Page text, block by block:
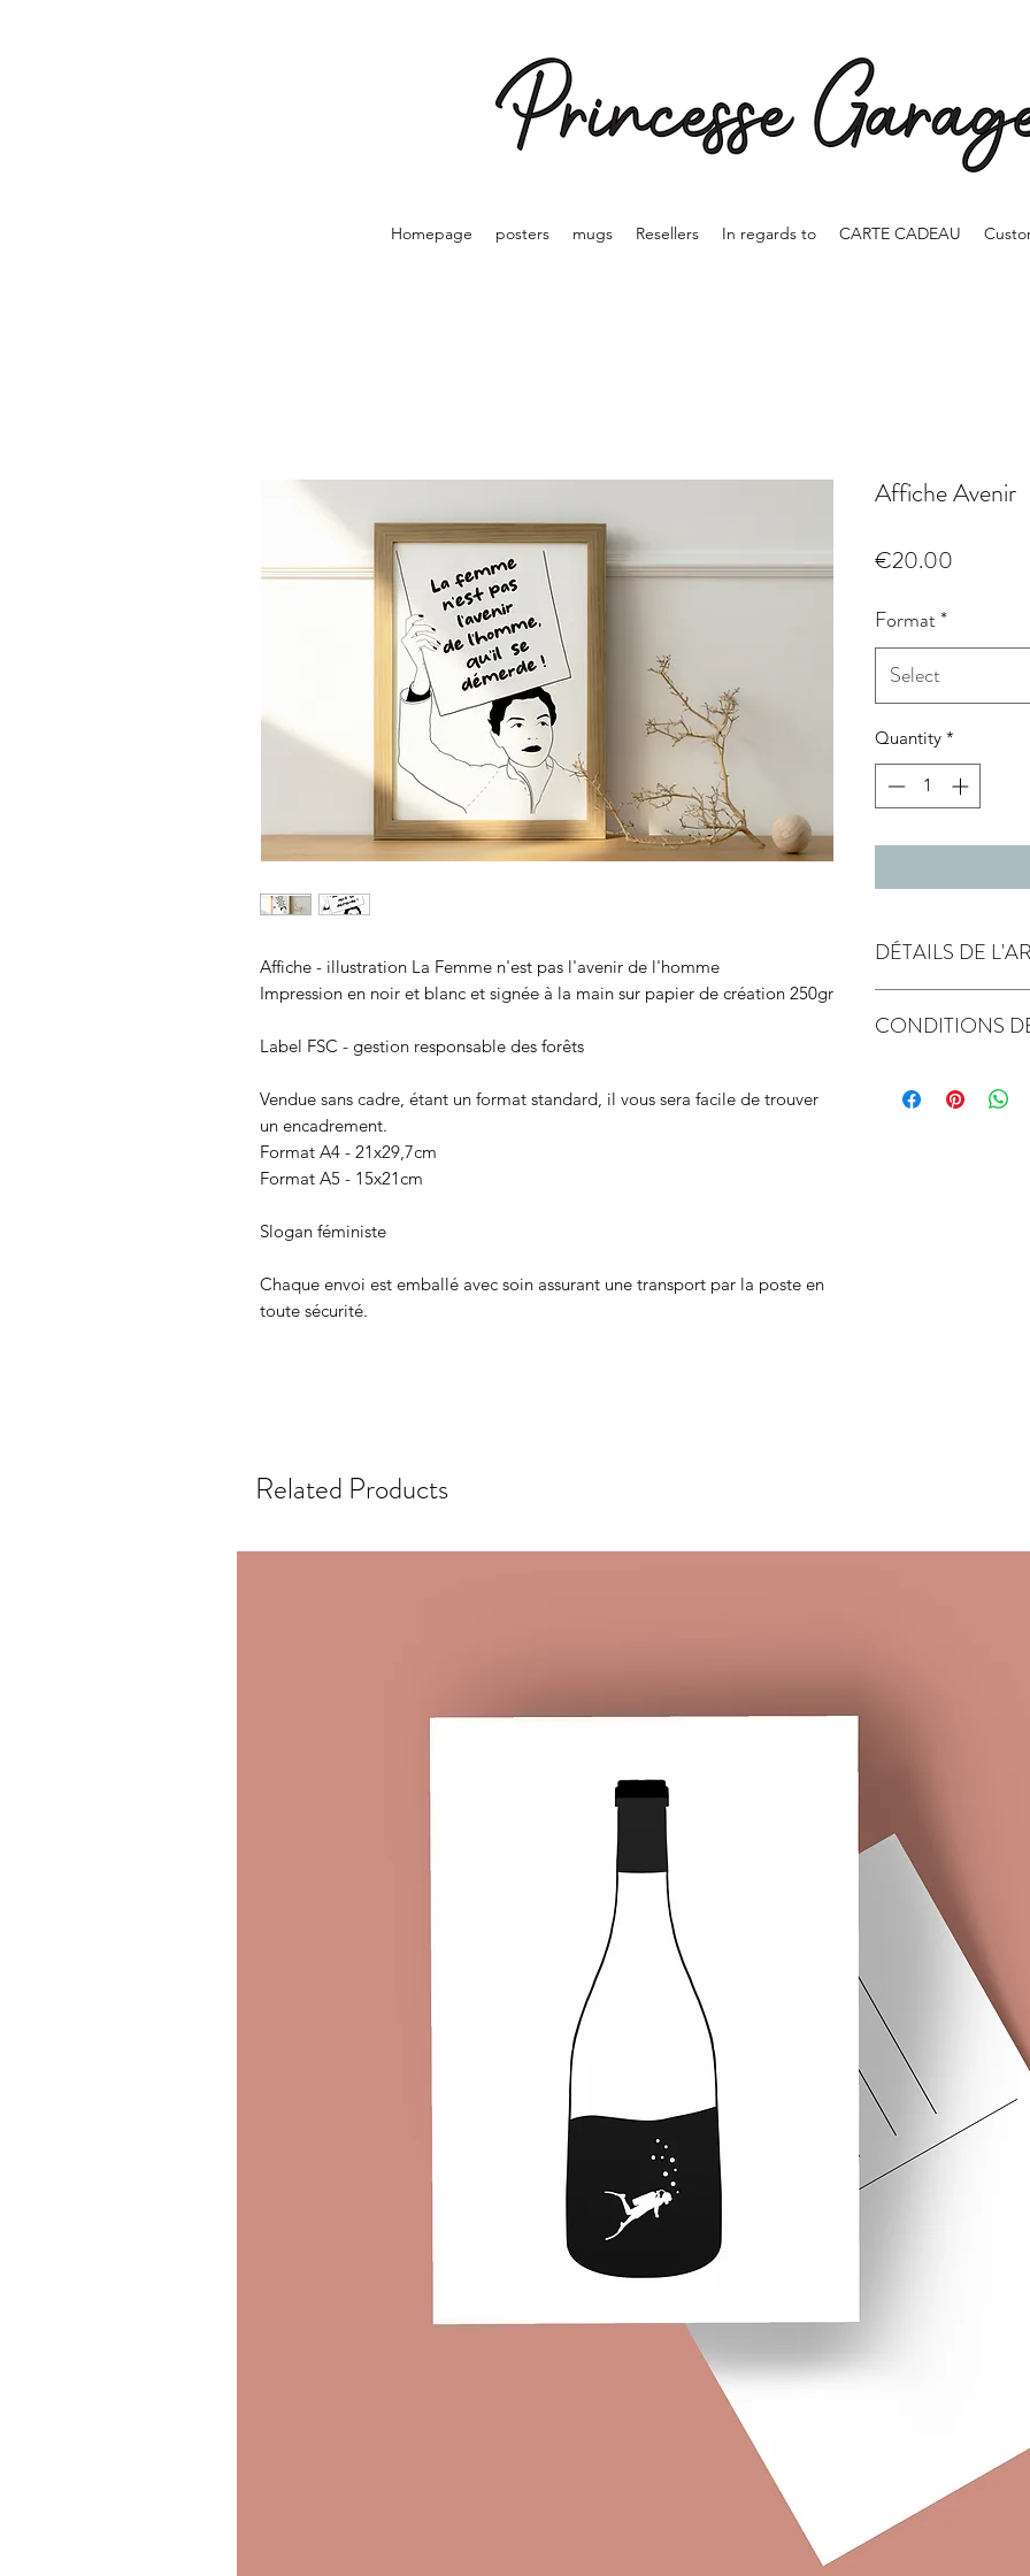
Homepage posters mugs Resellers In regards to CARTE CADEAU
Affiche - illustration La Femme n'est pas l'avenir de l'homme
Impression en noir et blanc et signée à la main sur papier de création 250gr
Label FSC - gestion responsable des forêts
Vendue sans cadre, étant un format standard, il vous sera facile de trouver
un encadrement.
Format A4 - 21x29,7cm
Format A5 - 15x21cm
Slogan féministe
Chaque envoi est emballé avec soin assurant une transport par la poste en
toute sécurité.
Affiche Avenir
€20.00
Format*
Select
Quantity *
DÉTAILS DE
CONDITIONS
Related Products